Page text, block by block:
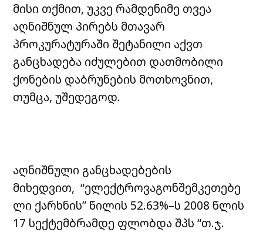
მისი თქმით, უკვე რამდენიმე თვეა
აღნიშნულ პირებს მთავარ
პროკურატურაში შეტანილი აქვთ
განცხადება იძულებით დათმობილი
ქონების დაბრუნების მოთხოვნით,
თუმცა, უშედეგოდ.
აღნიშნული განცხადებების
მიხედვით, “ელექტროვაგონშემკეთებე
ლი ქარხნის” წილის 52.63%–ს 2008 წლის
17 სექტემბრამდე ფლობდა შპს “თ.ჯ.